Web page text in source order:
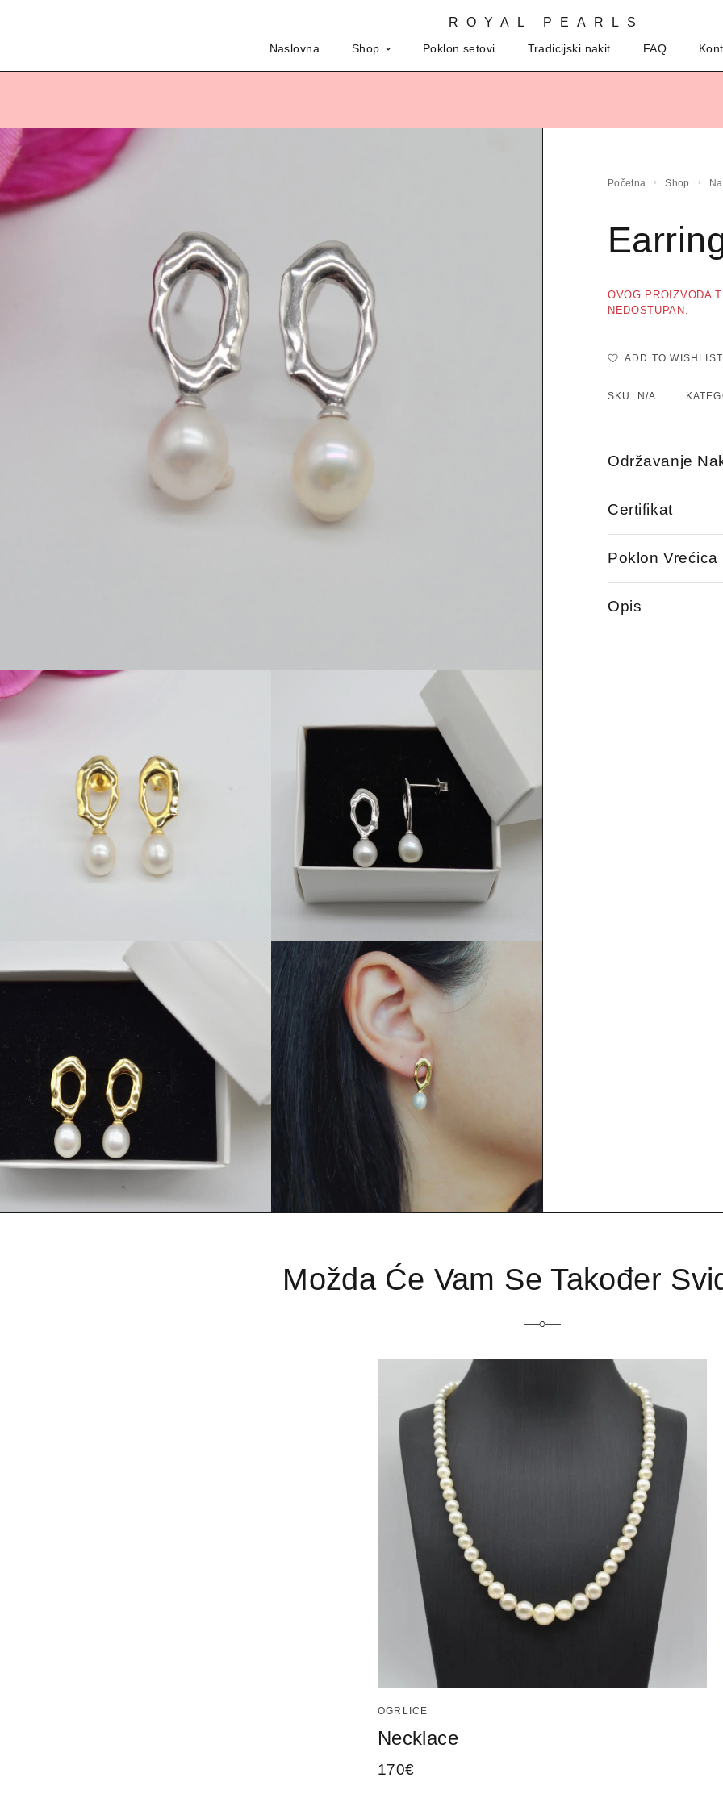
ROYAL PEARLS
Naslovna Shop Poklon setovi Tradicijski nakit FAQ
Početna Shop
OVOG PROIZVODA
NEDOSTUPAN.
ADD TO WISHLIST
SKU: N/A
Održavanje
Certifikat
Poklon Vrećica
Opis
Možda Će Vam Se Također
OGRLICE
Necklace
170€